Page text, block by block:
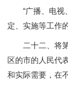
“广播、电视、
定、实施等工作
二十二、将第
区的市的人民代
和实际需要，在